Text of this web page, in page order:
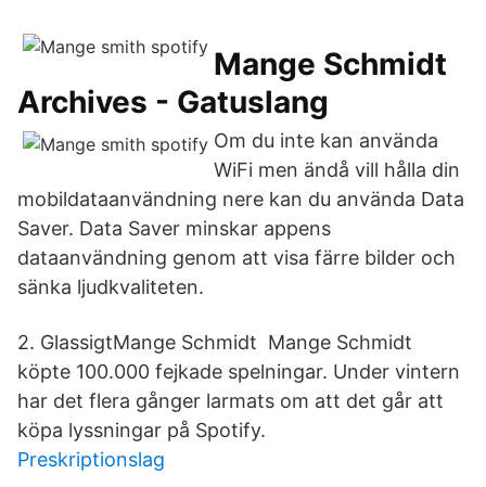
Mange Schmidt
Archives - Gatuslang
Om du inte kan använda
WiFi men ändå vill hålla din
mobildataanvändning nere kan du använda Data
Saver. Data Saver minskar appens
dataanvändning genom att visa färre bilder och
sänka ljudkvaliteten.
2. GlassigtMange Schmidt Mange Schmidt
köpte 100.000 fejkade spelningar. Under vintern
har det flera gånger larmats om att det går att
köpa lyssningar på Spotify.
Preskriptionslag